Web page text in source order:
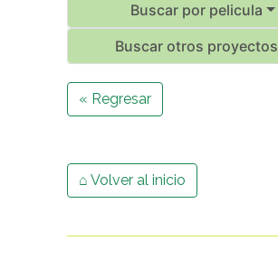
Buscar por pelicula
Buscar otros proyectos
« Regresar
⌂ Volver al inicio